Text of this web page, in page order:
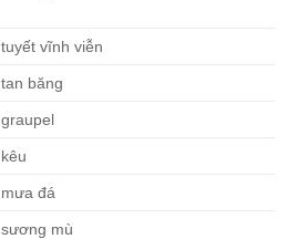
tuyết vĩnh viễn
tan băng
graupel
kêu
mưa đá
sương mù